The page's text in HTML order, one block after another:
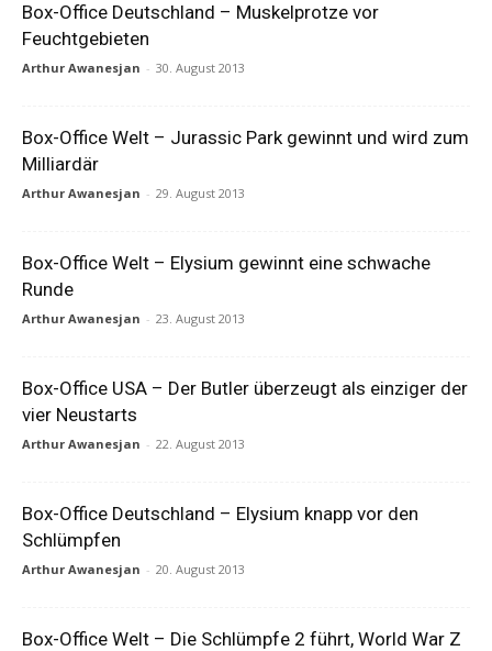
Box-Office Deutschland – Muskelprotze vor
Feuchtgebieten
Arthur Awanesjan - 30. August 2013
Box-Office Welt – Jurassic Park gewinnt und wird zum
Milliardär
Arthur Awanesjan - 29. August 2013
Box-Office Welt – Elysium gewinnt eine schwache
Runde
Arthur Awanesjan - 23. August 2013
Box-Office USA – Der Butler überzeugt als einziger der
vier Neustarts
Arthur Awanesjan - 22. August 2013
Box-Office Deutschland – Elysium knapp vor den
Schlümpfen
Arthur Awanesjan - 20. August 2013
Box-Office Welt – Die Schlümpfe 2 führt, World War Z